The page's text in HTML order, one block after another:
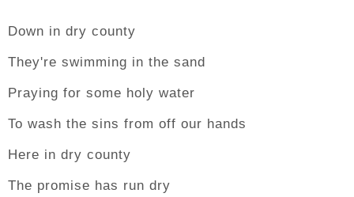
Down in dry county
They're swimming in the sand
Praying for some holy water
To wash the sins from off our hands
Here in dry county
The promise has run dry